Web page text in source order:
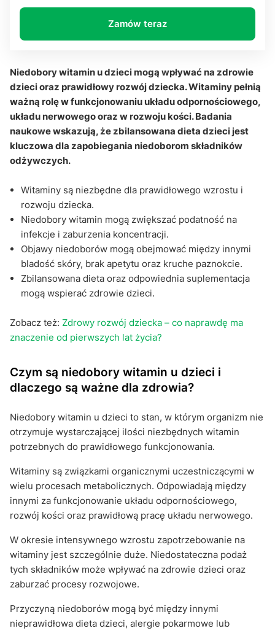
Jakie objawy mogą wskazywać na niedobory
Sekcja pytań i odpowiedzi
Zamów teraz
Niedobory witamin u dzieci mogą wpływać na zdrowie
dzieci oraz prawidłowy rozwój dziecka. Witaminy pełnią
ważną rolę w funkcjonowaniu układu odpornościowego,
układu nerwowego oraz w rozwoju kości. Badania
naukowe wskazują, że zbilansowana dieta dzieci jest
kluczowa dla zapobiegania niedoborom składników
odżywczych.
Witaminy są niezbędne dla prawidłowego wzrostu i
rozwoju dziecka.
Niedobory witamin mogą zwiększać podatność na
infekcje i zaburzenia koncentracji.
Objawy niedoborów mogą obejmować między innymi
bladość skóry, brak apetytu oraz kruche paznokcie.
Zbilansowana dieta oraz odpowiednia suplementacja
mogą wspierać zdrowie dzieci.
Zobacz też: Zdrowy rozwój dziecka – co naprawdę ma
znaczenie od pierwszych lat życia?
Czym są niedobory witamin u dzieci i
dlaczego są ważne dla zdrowia?
Niedobory witamin u dzieci to stan, w którym organizm nie
otrzymuje wystarczającej ilości niezbędnych witamin
potrzebnych do prawidłowego funkcjonowania.
Witaminy są związkami organicznymi uczestniczącymi w
wielu procesach metabolicznych. Odpowiadają między
innymi za funkcjonowanie układu odpornościowego,
rozwój kości oraz prawidłową pracę układu nerwowego.
W okresie intensywnego wzrostu zapotrzebowanie na
witaminy jest szczególnie duże. Niedostateczna podaż
tych składników może wpływać na zdrowie dzieci oraz
zaburzać procesy rozwojowe.
Przyczyną niedoborów mogą być między innymi
nieprawidłowa dieta dzieci, alergie pokarmowe lub